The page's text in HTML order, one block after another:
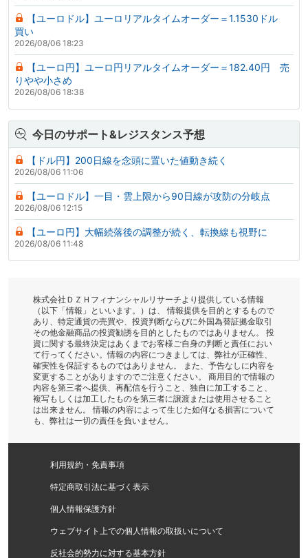
【ユーロドル】ユーロリアルタイムオーダー＝1.1530ドル
買い
2026/08/06 18:23
【ユーロ円】ユーロ円リアルタイムオーダー＝182.40円 売
りやや小さめ
2026/08/06 18:38
今日のサポート&レジスタンス予想
【ドル円】200日線を念頭に置いた値動き続く
2026/08/06 11:06
【ユーロドル】一目・雲上限から90日線が攻防の分岐点
2026/08/06 12:15
【ユーロ円】大幅続落後の調整が続く、転換線も視野に
2026/08/06 11:48
株式会社ＤＺＨフィナンシャルリサーチより提供している情報
（以下「情報」といいます。）は、 情報提供を目的とするもので
あり、特定通貨の売買や、投資判断ならびに外国為替証拠金取引
その他金融商品の投資勧誘を目的としたものではありません。 投
資に関する最終決定はあくまでお客様ご自身の判断と責任におい
て行ってください。情報の内容につきましては、弊社が正確性、
確実性を保証するものではありません。 また、予告なしに内容を
変更することがありますのでご注意ください。 商用目的で情報の
内容を第三者へ提供、再配信を行うこと、独自に加工すること、
複写もしくは加工したものを第三者に譲渡または使用させること
は出来ません。 情報の内容によって生じた如何なる損害について
も、弊社は一切の責任を負いません。
利用規約・免責事項
特定商取引法に基づく表示
個人情報保護方針
ウェブサイト上での個人情報の取扱いについて
反社会的勢力に対する基本方針